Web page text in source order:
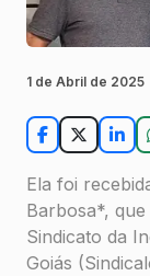
1 de Abril de 2025
Ela foi
Barbosa*,
Sindicato da
Goiás